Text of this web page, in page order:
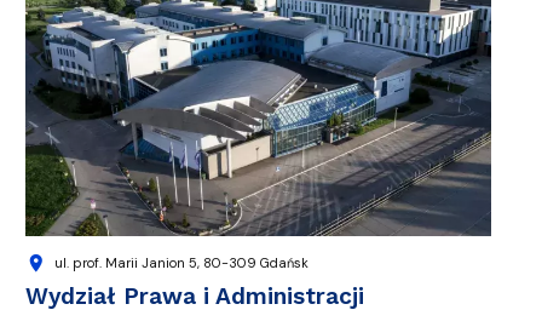
location_on ul. prof. Marii Janion 5, 80-309 Gdańsk
Wydział Prawa i Administracji